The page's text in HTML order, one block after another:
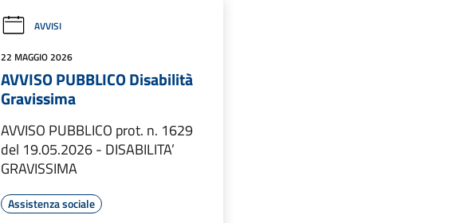
AVVISI
22 MAGGIO 2026
AVVISO PUBBLICO Disabilità
Gravissima
AVVISO PUBBLICO prot. n. 1629
del 19.05.2026 - DISABILITA’
GRAVISSIMA
Assistenza sociale